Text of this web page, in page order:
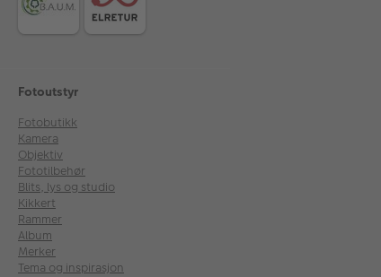
Fotoutstyr
Fotobutikk
Kamera
Objektiv
Fototilbehør
Blits, lys og studio
Kikkert
Rammer
Album
Merker
Tema og inspirasjon